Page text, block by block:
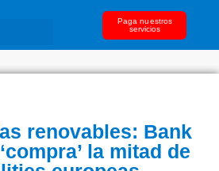
Paga nuestros
servicios
renovables: Bank
la mitad de